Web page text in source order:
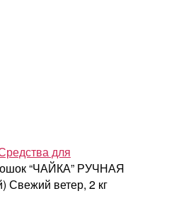
для
“ЧАЙКА” РУЧНАЯ
ветер, 2 кг